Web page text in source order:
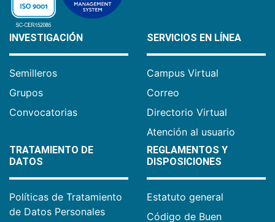
INVESTIGACIÓN
Semilleros
Grupos
Convocatorias
SERVICIOS EN LÍNEA
Campus Virtual
Correo
Directorio Virtual
Atención al usuario
TRATAMIENTO DE
DATOS
Políticas de Tratamiento
de Datos Personales
REGLAMENTOS Y
DISPOSICIONES
Estatuto general
Código de Buen